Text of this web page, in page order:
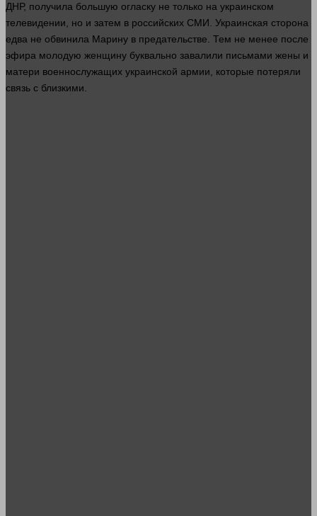
ДНР, получила большую огласку не только на украинском
телевидении, но и затем в российских СМИ. Украинская сторона
едва не обвинила Марину в предательстве. Тем не менее после
эфира молодую женщину буквально завалили письмами жены и
матери военнослужащих украинской армии, которые потеряли
связь с близкими.